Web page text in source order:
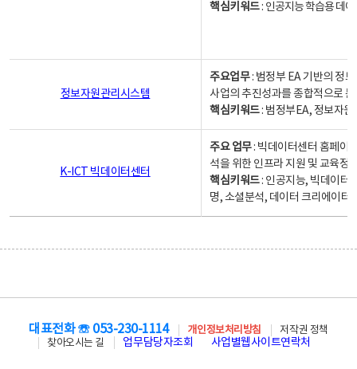
핵심키워드: 인공지능 학습용 데
정보자원관리시스템
주요업무: 범정부 EA 기반의 정
사업의 추진성과를 종합적으로
핵심키워드: 범정부EA, 정보자
K-ICT 빅데이터센터
주요 업무: 빅데이터센터 홈페이
석을 위한 인프라 지원 및 교육정
핵심키워드: 인공지능, 빅데이터,
명, 소셜분석, 데이터 크리에이터
대표전화 ☏ 053-230-1114 개인정보처리방침
저작권 정책
찾아오시는 길
업무담당자조회 사업별웹사이트연락처